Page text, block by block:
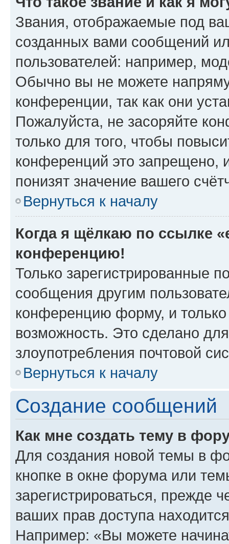
Звания, отображаемые под
созданных вами сообщений
пользователей: например,
Обычно вы не можете
конференции, так как они
Пожалуйста, не засоряйте
только для того, чтобы
конференций это запрещено,
понизят значение вашего
Вернуться к началу
Когда я щёлкаю по ссылке
конференцию!
Только зарегистрированные
сообщения другим
конференцию форму, и
возможность. Это сделано
злоупотребления почтовой
Вернуться к началу
Создание сообщений
Как мне создать тему в
Для создания новой темы в
кнопке в окне форума или
зарегистрироваться, прежде
ваших прав доступа
Например: «Вы можете